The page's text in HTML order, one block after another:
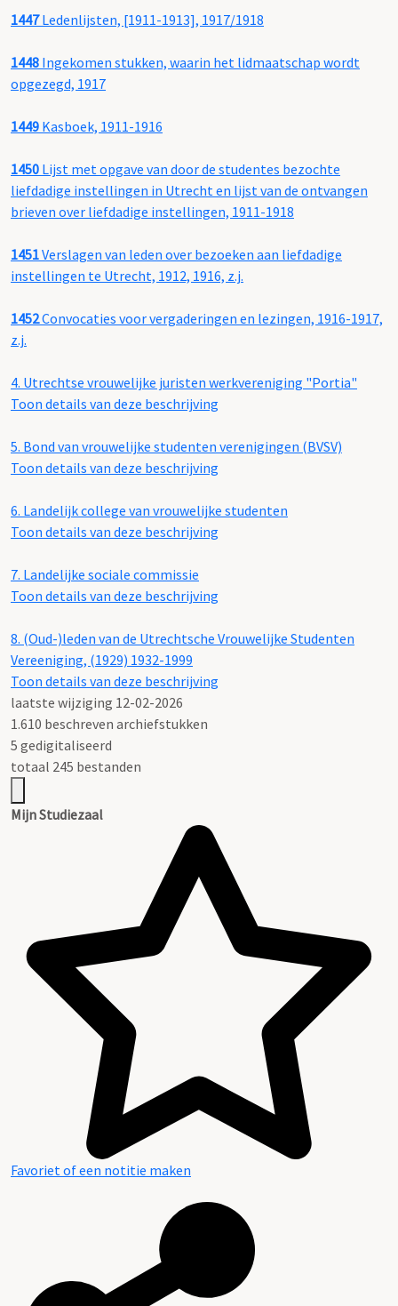
1447Ledenlijsten, [1911-1913], 1917/1918
1448 Ingekomen stukken, waarin het lidmaatschap wordt
opgezegd, 1917
1449 Kasboek, 1911-1916
1450 Lijst met opgave van door de studentes bezochte
liefdadige instellingen in Utrecht en lijst van de ontvangen
brieven over liefdadige instellingen, 1911-1918
1451Verslagen van leden over bezoeken aan liefdadige
instellingen te Utrecht, 1912, 1916, z.j.
1452Convocaties voor vergaderingen en lezingen, 1916-1917,
z.j.
4. Utrechtse vrouwelijke juristen werkvereniging "Portia"
Toon details van deze beschrijving
5. Bond van vrouwelijke studenten verenigingen (BVSV)
Toon details van deze beschrijving
6. Landelijk college van vrouwelijke studenten
Toon details van deze beschrijving
7. Landelijke sociale commissie
Toon details van deze beschrijving
8. (Oud-)leden van de Utrechtsche Vrouwelijke Studenten
Vereeniging, (1929) 1932-1999
Toon details van deze beschrijving
laatste wijziging 12-02-2026
1.610 beschreven archiefstukken
5 gedigitaliseerd
totaal 245 bestanden
Mijn Studiezaal
Favoriet of een notitie maken